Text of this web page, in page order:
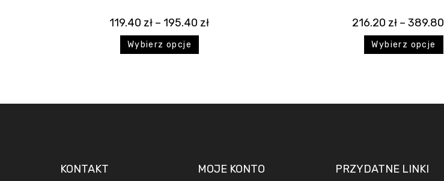
119.40 zł – 195.40 zł
Wybierz opcje
216.20 zł – 389.80
Wybierz opcje
KONTAKT MOJE KONTO PRZYDATNE LINKI